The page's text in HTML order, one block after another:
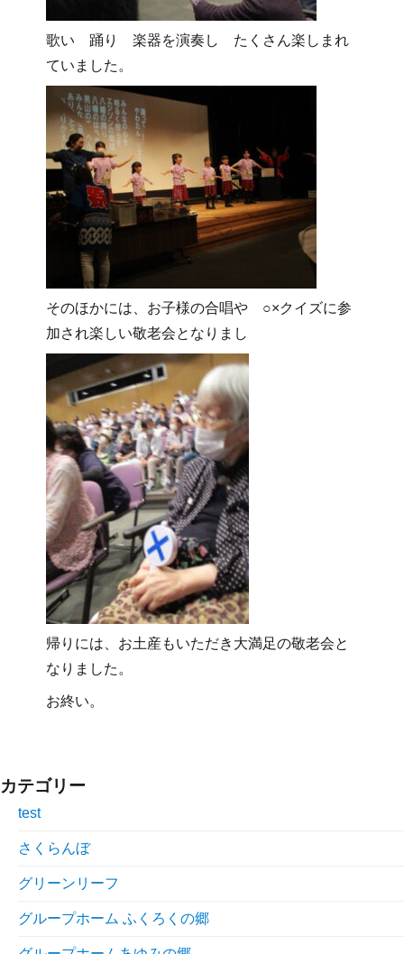
歌い 踊り 楽器を演奏し たくさん楽しまれ
ていました。
そのほかには、お子様の合唱や ○×クイズに参
加され楽しい敬老会となりまし
帰りには、お土産もいただき大満足の敬老会と
なりました。
お終い。
カテゴリー
test
さくらんぼ
グリーンリーフ
グループホーム ふくろくの郷